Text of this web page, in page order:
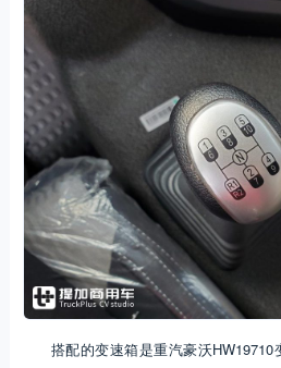
搭配的变速箱是重汽豪沃